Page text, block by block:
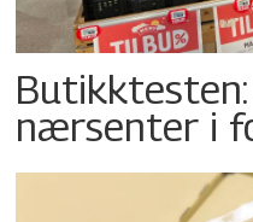
nærsenter i